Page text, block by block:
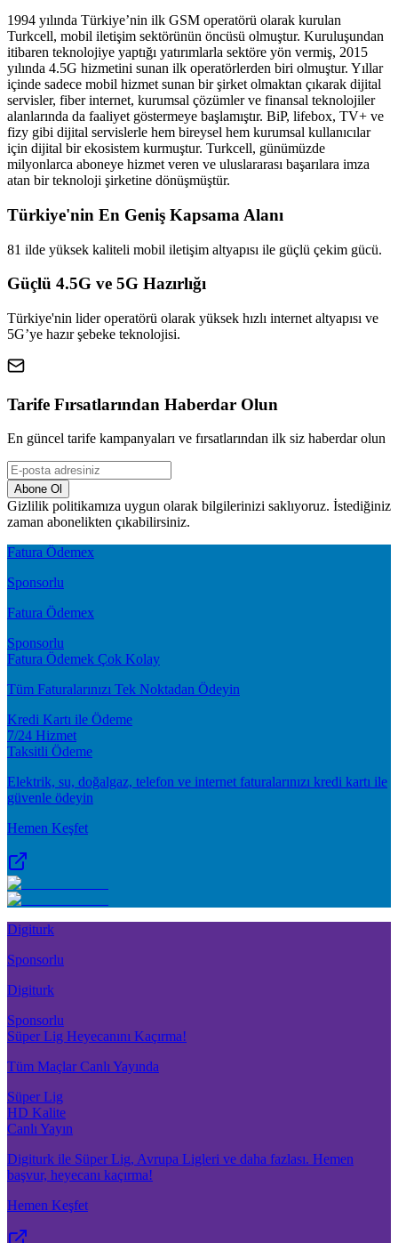
1994 yılında Türkiye’nin ilk GSM operatörü olarak kurulan
Turkcell, mobil iletişim sektörünün öncüsü olmuştur. Kuruluşundan
itibaren teknolojiye yaptığı yatırımlarla sektöre yön vermiş, 2015
yılında 4.5G hizmetini sunan ilk operatörlerden biri olmuştur. Yıllar
içinde sadece mobil hizmet sunan bir şirket olmaktan çıkarak dijital
servisler, fiber internet, kurumsal çözümler ve finansal teknolojiler
alanlarında da faaliyet göstermeye başlamıştır. BiP, lifebox, TV+ ve
fizy gibi dijital servislerle hem bireysel hem kurumsal kullanıcılar
için dijital bir ekosistem kurmuştur. Turkcell, günümüzde
milyonlarca aboneye hizmet veren ve uluslararası başarılara imza
atan bir teknoloji şirketine dönüşmüştür.
Türkiye'nin En Geniş Kapsama Alanı
81 ilde yüksek kaliteli mobil iletişim altyapısı ile güçlü çekim gücü.
Güçlü 4.5G ve 5G Hazırlığı
Türkiye'nin lider operatörü olarak yüksek hızlı internet altyapısı ve
5G’ye hazır şebeke teknolojisi.
Tarife Fırsatlarından Haberdar Olun
En güncel tarife kampanyaları ve fırsatlarından ilk siz haberdar olun
Abone Ol
Gizlilik politikamıza uygun olarak bilgilerinizi saklıyoruz. İstediğiniz
zaman abonelikten çıkabilirsiniz.
Fatura Ödemex
Sponsorlu
Fatura Ödemex
Sponsorlu
Fatura Ödemek Çok Kolay
Tüm Faturalarınızı Tek Noktadan Ödeyin
Kredi Kartı ile Ödeme
7/24 Hizmet
Taksitli Ödeme
Elektrik, su, doğalgaz, telefon ve internet faturalarınızı kredi kartı ile
güvenle ödeyin
Hemen Keşfet
Digiturk
Sponsorlu
Digiturk
Sponsorlu
Süper Lig Heyecanını Kaçırma!
Tüm Maçlar Canlı Yayında
Süper Lig
HD Kalite
Canlı Yayın
Digiturk ile Süper Lig, Avrupa Ligleri ve daha fazlası. Hemen
başvur, heyecanı kaçırma!
Hemen Keşfet